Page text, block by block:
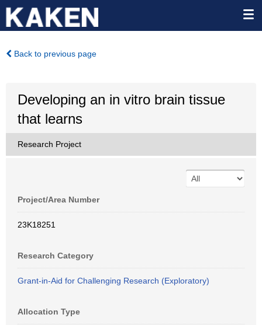
Back to previous page
Developing an in vitro brain tissue
that learns
Research Project
Project/Area Number
23K18251
Research Category
Grant-in-Aid for Challenging Research (Exploratory)
Allocation Type